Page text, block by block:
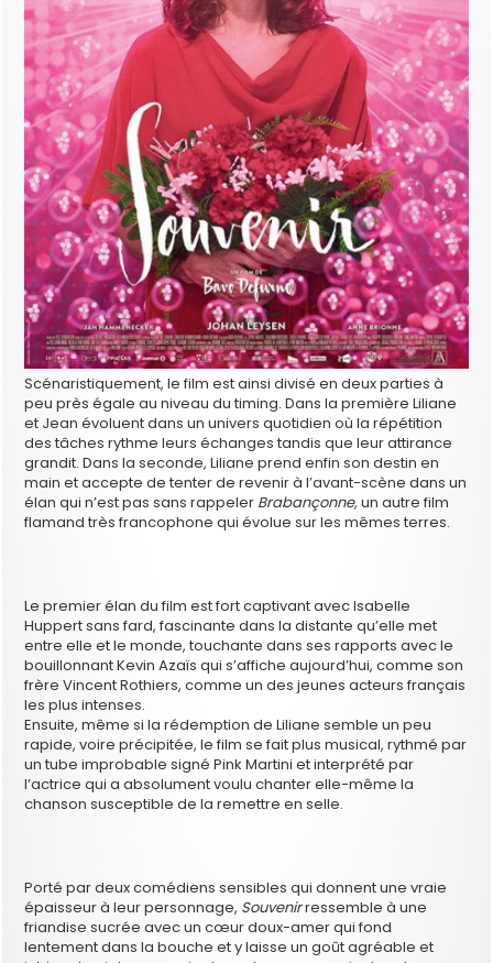
Scénaristiquement, le film est ainsi divisé en deux parties à
peu près égale au niveau du timing. Dans la première Liliane
et Jean évoluent dans un univers quotidien où la répétition
des tâches rythme leurs échanges tandis que leur attirance
grandit. Dans la seconde, Liliane prend enfin son destin en
main et accepte de tenter de revenir à l’avant-scène dans un
élan qui n’est pas sans rappeler Brabançonne,un autre film
flamand très francophone qui évolue sur les mêmes terres.
Le premier élan du film est fort captivant avec Isabelle
Huppert sans fard, fascinante dans la distante qu’elle met
entre elle et le monde, touchante dans ses rapports avec le
bouillonnant Kevin Azaïs qui s’affiche aujourd’hui, comme son
frère Vincent Rothiers, comme un des jeunes acteurs français
les plus intenses.
Ensuite, même si la rédemption de Liliane semble un peu
rapide, voire précipitée, le film se fait plus musical, rythmé par
un tube improbable signé Pink Martini et interprété par
l’actrice qui a absolument voulu chanter elle-même la
chanson susceptible de la remettre en selle.
Porté par deux comédiens sensibles qui donnent une vraie
épaisseur à leur personnage, Souvenirressemble à une
friandise sucrée avec un cœur doux-amer qui fond
lentement dans la bouche et y laisse un goût agréable et